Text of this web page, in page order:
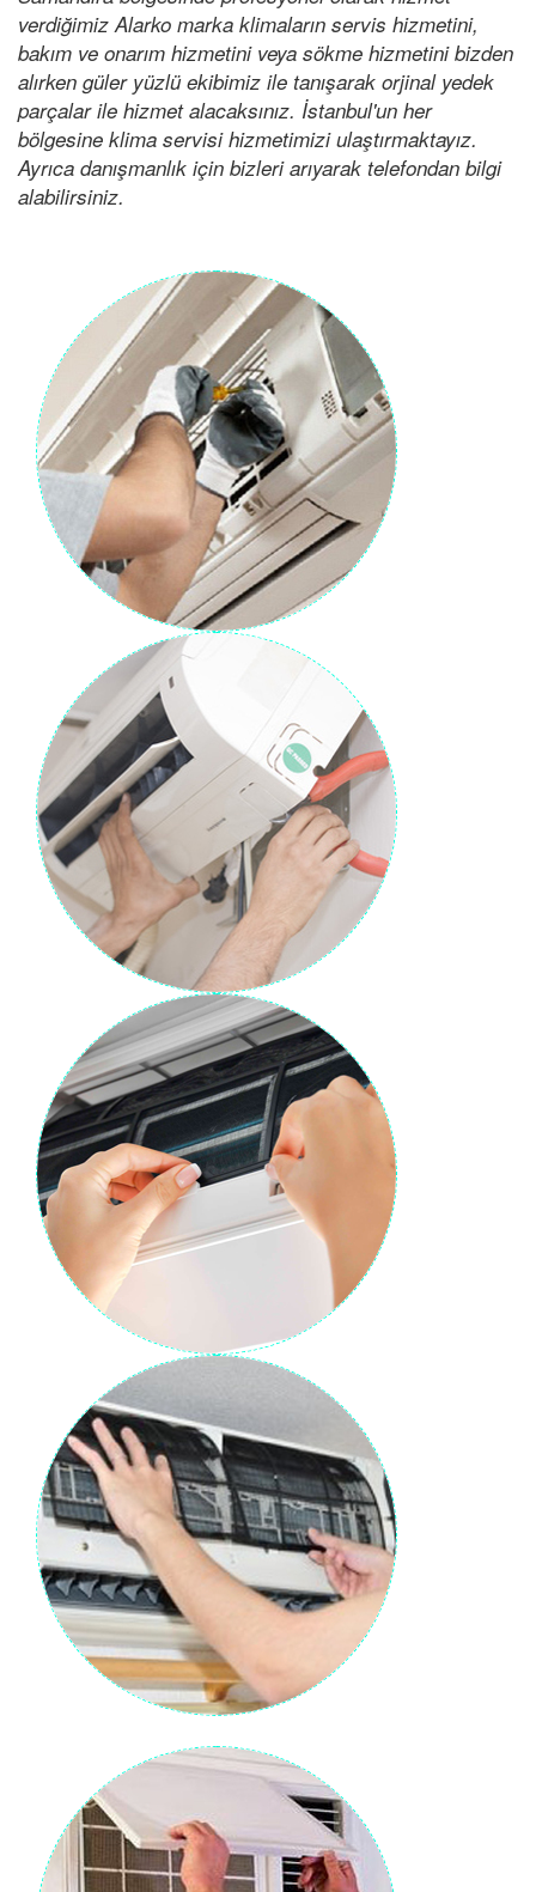
verdiğimiz Alarko marka klimaların servis hizmetini,
bakım ve onarım hizmetini veya sökme hizmetini bizden
alırken güler yüzlü ekibimiz ile tanışarak orjinal yedek
parçalar ile hizmet alacaksınız. İstanbul'un her
bölgesine klima servisi hizmetimizi ulaştırmaktayız.
Ayrıca danışmanlık için bizleri arıyarak telefondan bilgi
alabilirsiniz.